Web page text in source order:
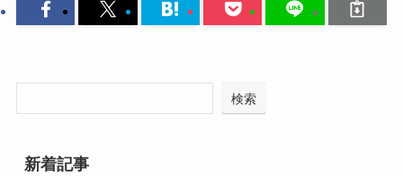
検索
新着記事